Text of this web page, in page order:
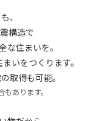
、
構造で
な住まいを。
いをつくります。
取得も可能。
あります。